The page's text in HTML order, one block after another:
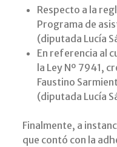
Respecto a la
Programa de
(diputada Lucía
En referencia al
la Ley Nº 7941,
Faustino
(diputada Lucía
Finalmente, a
que contó con la